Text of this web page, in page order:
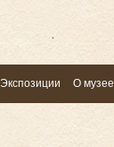
Экспозиции О музее